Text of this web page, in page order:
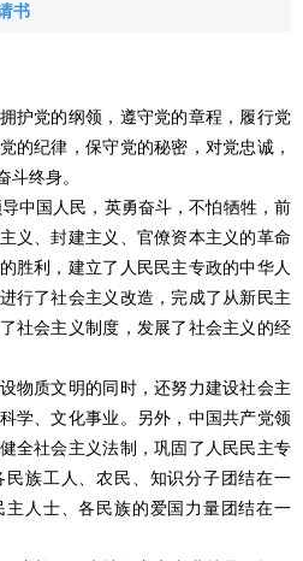
书
党的纲领，遵守党的章程，履行党
的纪律，保守党的秘密，对党忠诚，
斗终身。
国人民，英勇奋斗，不怕牺牲，前
义、封建主义、官僚资本主义的革命
胜利，建立了人民民主专政的中华人
行了社会主义改造，完成了从新民主
社会主义制度，发展了社会主义的经
质文明的同时，还努力建设社会主
学、文化事业。另外，中国共产党领
全社会主义法制，巩固了人民民主专
族工人、农民、知识分子团结在一
人士、各民族的爱国力量团结在一